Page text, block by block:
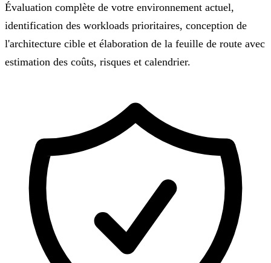
Évaluation complète de votre environnement actuel,
identification des workloads prioritaires, conception de
l'architecture cible et élaboration de la feuille de route avec
estimation des coûts, risques et calendrier.